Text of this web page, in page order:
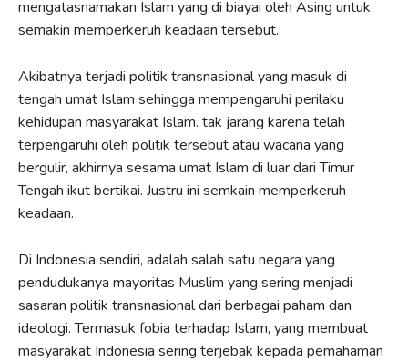
mengatasnamakan Islam yang di biayai oleh Asing untuk
semakin memperkeruh keadaan tersebut.
Akibatnya terjadi politik transnasional yang masuk di
tengah umat Islam sehingga mempengaruhi perilaku
kehidupan masyarakat Islam. tak jarang karena telah
terpengaruhi oleh politik tersebut atau wacana yang
bergulir, akhirnya sesama umat Islam di luar dari Timur
Tengah ikut bertikai. Justru ini semkain memperkeruh
keadaan.
Di Indonesia sendiri, adalah salah satu negara yang
pendudukanya mayoritas Muslim yang sering menjadi
sasaran politik transnasional dari berbagai paham dan
ideologi. Termasuk fobia terhadap Islam, yang membuat
masyarakat Indonesia sering terjebak kepada pemahaman